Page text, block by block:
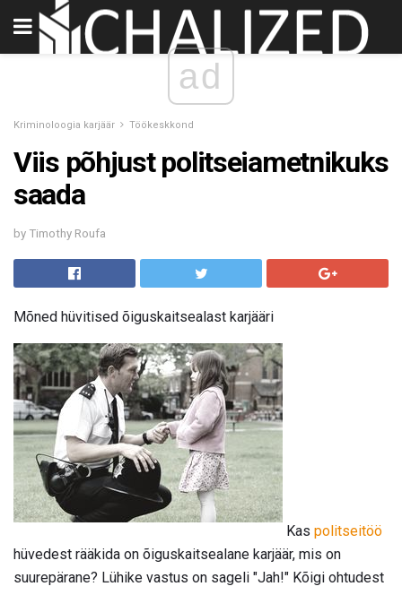
ad
Kriminoloogia karjäär Töökeskkond
Viis põhjust politseiametnikuks
saada
by Timothy Roufa
Mõned hüvitised õiguskaitsealast karjääri
Kas politseitöö
hüvedest rääkida on õiguskaitsealane karjäär, mis on
suurepärane? Lühike vastus on sageli "Jah!" Kõigi ohtudest